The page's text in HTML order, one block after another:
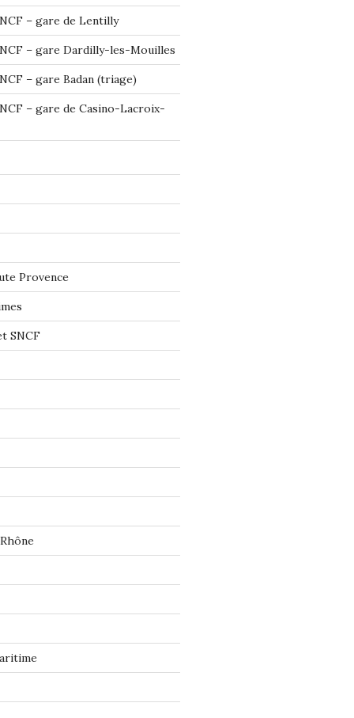
– gare de Lentilly
– gare Dardilly-les-Mouilles
– gare Badan (triage)
– gare de Casino-Lacroix-
Provence
SNCF